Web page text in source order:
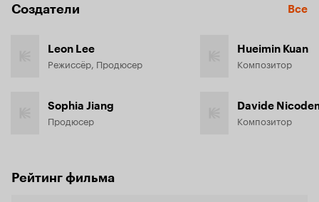
Создатели Все
Leon Lee
Режиссёр, Продюсер
Sophia Jiang
Продюсер
Hueimin Kuan
Композитор
Davide
Композитор
Рейтинг фильма